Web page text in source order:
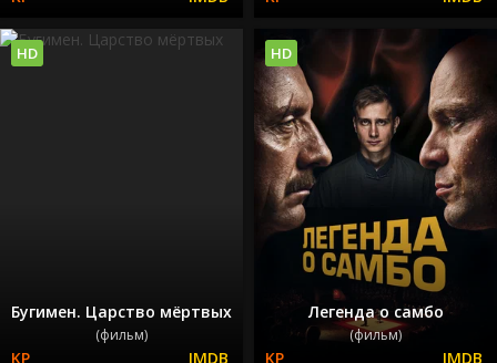
Бугимен. Царство мёртвых
(фильм)
HD
Легенда о самбо
(фильм)
HD